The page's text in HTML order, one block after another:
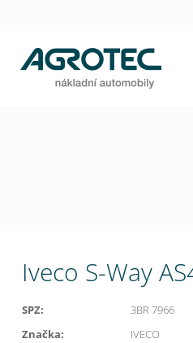
Iveco S-Way
SPZ: 3BR 7966
Značka:
IVECO